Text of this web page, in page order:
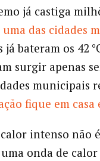
já castiga
das cidades
bateram os 42
surgir apenas
municipais
fique em
intenso não
onda de